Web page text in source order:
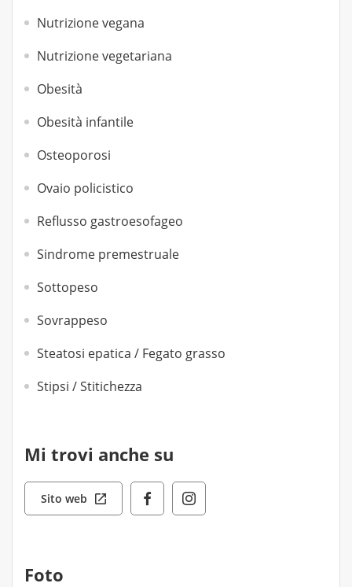
Nutrizione vegana
Nutrizione vegetariana
Obesità
Obesità infantile
Osteoporosi
Ovaio policistico
Reflusso gastroesofageo
Sindrome premestruale
Sottopeso
Sovrappeso
Steatosi epatica / Fegato grasso
Stipsi / Stitichezza
Mi trovi anche su
Sito web
Foto